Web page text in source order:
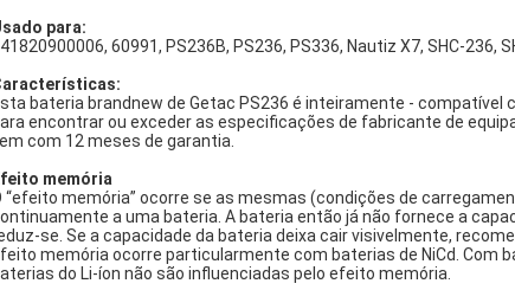
para:
60991, PS236B, PS236, PS336, Nautiz X7, SHC-236,
bateria brandnew de Getac PS236 é inteiramente - compatível
encontrar ou exceder as especificações de fabricante de
com 12 meses de garantia.
memória
“efeito memória” ocorre se as mesmas (condições de
a uma bateria. A bateria então já não fornece a
se. Se a capacidade da bateria deixa cair visivelmente,
memória ocorre particularmente com baterias de NiCd. Com
do Li-íon não são influenciadas pelo efeito memória.